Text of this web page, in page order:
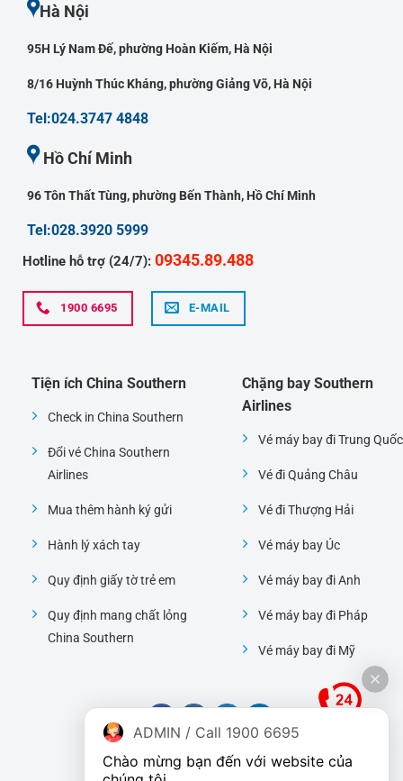
Hà Nội
95H Lý Nam Đế, phường Hoàn Kiếm, Hà Nội
8/16 Huỳnh Thúc Kháng, phường Giảng Võ, Hà Nội
Tel:024.3747 4848
Hồ Chí Minh
96 Tôn Thất Tùng, phường Bến Thành, Hồ Chí Minh
Tel:028.3920 5999
Hotline hỗ trợ (24/7): 09345.89.488
1900 6695 E-MAIL
Tiện ích China Southern
Check in China Southern
Đổi vé China Southern
Airlines
Mua thêm hành ký gửi
Hành lý xách tay
Quy định giấy tờ trẻ em
Quy định mang chất lỏng
China Southern
Chặng bay Southern
Airlines
Vé máy bay đi Trung Quốc
Vé đi Quảng Châu
Vé đi Thượng Hải
Vé máy bay Úc
Vé máy bay đi Anh
Vé máy bay đi Pháp
Vé máy bay đi Mỹ
ADMIN / Call 1900 6695
Chào mừng bạn đến với website của